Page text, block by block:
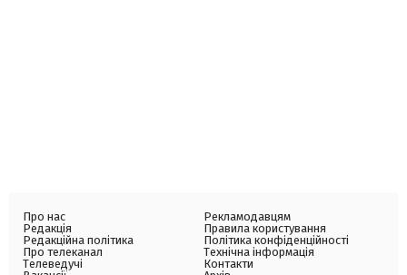
Про нас
Редакція
Редакційна політика
Про телеканал
Телеведучі
Рекламодавцям
Правила користування
Політика конфіденційності
Технічна інформація
Контакти